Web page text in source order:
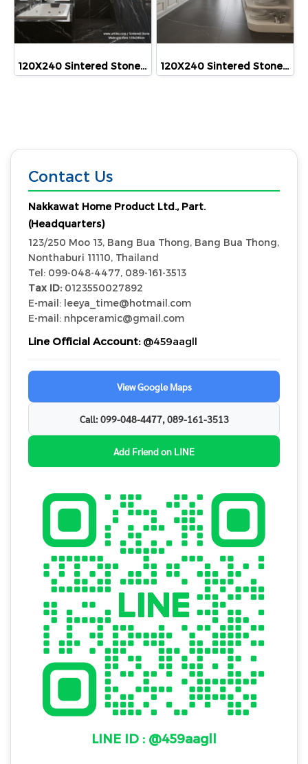
120X240 Sintered Stone Midnight Vein (H.G) 120X240 Sintered Stone Midnight Vein (H.G)
Contact Us
Nakkawat Home Product Ltd., Part.
(Headquarters)
123/250 Moo 13, Bang Bua Thong, Bang Bua Thong,
Nonthaburi 11110, Thailand
Tel: 099-048-4477, 089-161-3513
Tax ID: 0123550027892
E-mail: leeya_time@hotmail.com
E-mail: nhpceramic@gmail.com
Line Official Account:@459aagll
View Google Maps
Call: 099-048-4477, 089-161-3513
Add Friend on LINE
LINE ID : @459aagll